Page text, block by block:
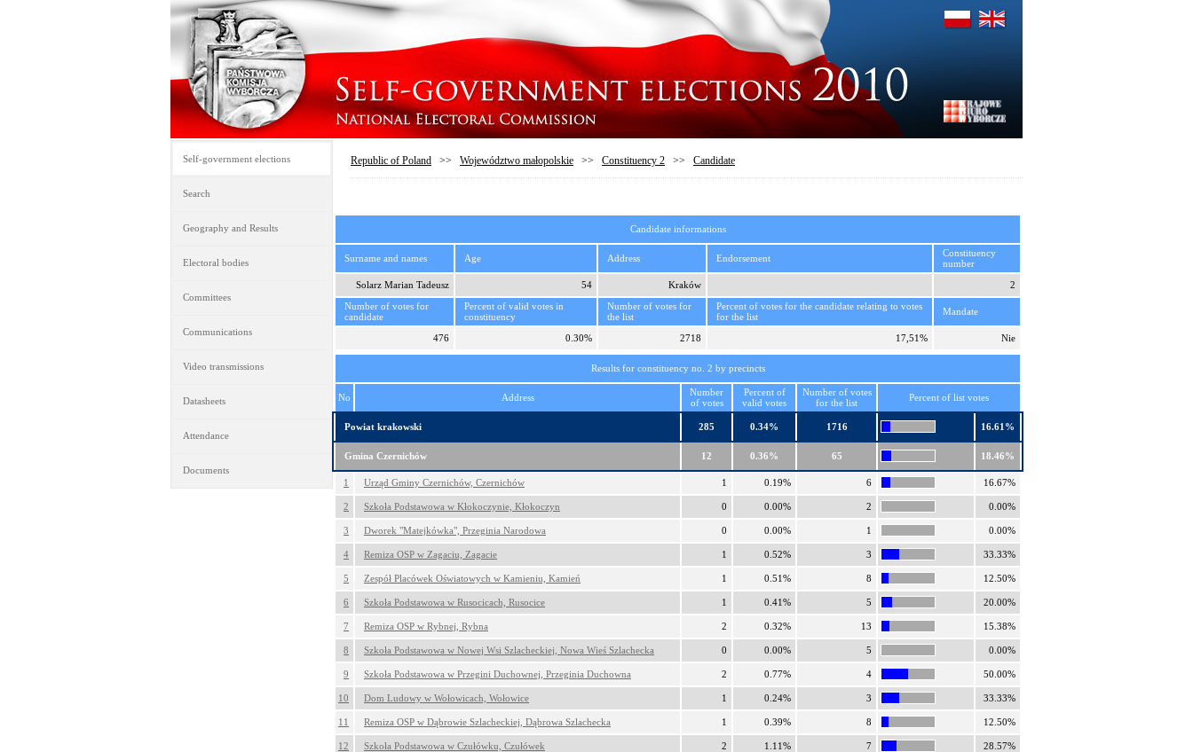
Self-government elections
Search
Geography and Results
Electoral bodies
Committees
Communications
Video transmissions
Datasheets
Attendance
Documents
Republic of Poland >> Województwo małopolskie >> Constituency 2 >> Candidate
Candidate informations
Surname and names Age Address Endorsement
Constituency
number
Solarz Marian Tadeusz
54 Kraków
2
Number of votes for
candidate
Percent of valid votes in
constituency
Number of votes for
the list
Percent of votes for the candidate relating to votes
for the list
Mandate
476 0.30% 2718 17,51% Nie
Results for constituency no. 2 by precincts
No Address
Number
of votes
Percent of
valid votes
Number of votes
for the list
Percent of list votes
Powiat krakowski 285 0.34% 1716 16.61%
Gmina Czernichów 12 0.36% 65 18.46%
1 Urząd Gminy Czernichów, Czernichów 1 0.19% 6 16.67%
2 Szkoła Podstawowa w Kłokoczynie, Kłokoczyn 0 0.00% 2 0.00%
3 Dworek "Matejkówka", Przeginia Narodowa 0 0.00% 1 0.00%
4 Remiza OSP w Zagaciu, Zagacie 1 0.52% 3 33.33%
5 Zespół Placówek Oświatowych w Kamieniu, Kamień 1 0.51% 8 12.50%
6 Szkoła Podstawowa w Rusocicach, Rusocice 1 0.41% 5 20.00%
7 Remiza OSP w Rybnej, Rybna 2 0.32% 13 15.38%
8 Szkoła Podstawowa w Nowej Wsi Szlacheckiej, Nowa Wieś Szlachecka 0 0.00% 5 0.00%
9 Szkoła Podstawowa w Przegini Duchownej, Przeginia Duchowna 2 0.77% 4 50.00%
10 Dom Ludowy w Wołowicach, Wołowice 1 0.24% 3 33.33%
11 Remiza OSP w Dąbrowie Szlacheckiej, Dąbrowa Szlachecka 1 0.39% 8 12.50%
12 Szkoła Podstawowa w Czułówku, Czułówek 2 1.11% 7 28.57%